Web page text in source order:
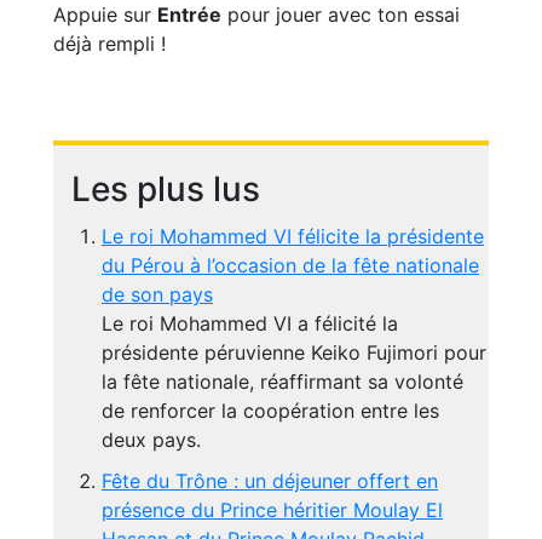
Appuie sur Entrée pour jouer avec ton essai
déjà rempli !
Les plus lus
Le roi Mohammed VI félicite la présidente
du Pérou à l’occasion de la fête nationale
de son pays
Le roi Mohammed VI a félicité la
présidente péruvienne Keiko Fujimori pour
la fête nationale, réaffirmant sa volonté
de renforcer la coopération entre les
deux pays.
Fête du Trône : un déjeuner offert en
présence du Prince héritier Moulay El